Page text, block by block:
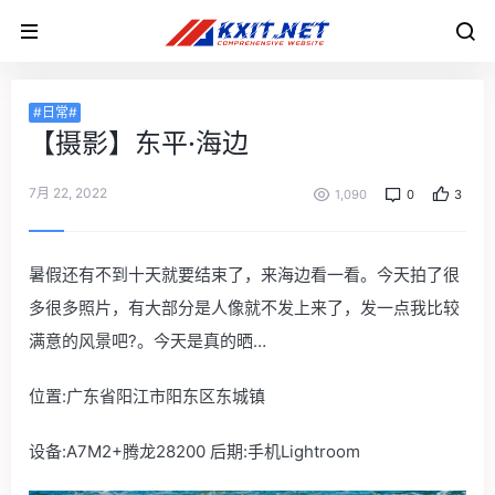
#日常#
【摄影】东平·海边
7月 22, 2022 1,090 0 3
暑假还有不到十天就要结束了，来海边看一看。今天拍了很
多很多照片，有大部分是人像就不发上来了，发一点我比较
满意的风景吧?。今天是真的晒…
位置:广东省阳江市阳东区东城镇
设备:A7M2+腾龙28200 后期:手机Lightroom